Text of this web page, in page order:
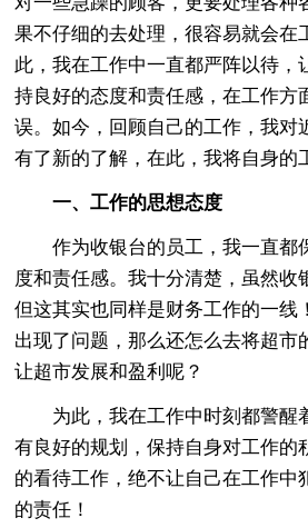
果不仔细的去处理，很容易就会在
此，我在工作中一直都严阵以待，
持良好的态度和责任感，在工作方
误。如今，回顾自己的工作，我对
有了新的了解，在此，我将自身的
一、工作的思想态度
作为收银台的员工，我一直都
度和责任感。我十分清楚，虽然收
但这其实也同样是财务工作的一线
出现了问题，那么还怎么去将超市
让超市发展和盈利呢？
为此，我在工作中时刻都警醒
有良好的规划，保持自身对工作的
的看待工作，绝不让自己在工作中
的责任！